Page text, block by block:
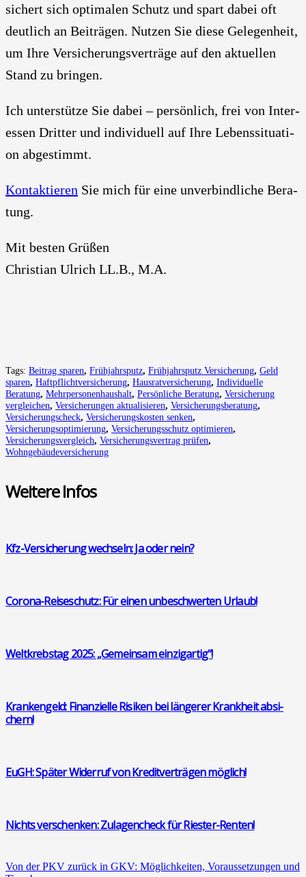
sichert sich opti­ma­len Schutz und spart dabei oft
deut­lich an Bei­trä­gen. Nut­zen Sie die­se Gele­gen­heit,
um Ihre Ver­si­che­rungs­ver­trä­ge auf den aktu­el­len
Stand zu brin­gen.
Ich unter­stüt­ze Sie dabei – per­sön­lich, frei von Inter­
es­sen Drit­ter und indi­vi­du­ell auf Ihre Lebens­si­tua­ti­
on abge­stimmt.
Kon­tak­tie­ren Sie mich für eine unver­bind­li­che Bera­
tung.
Mit bes­ten Grü­ßen
Chris­ti­an Ulrich LL.B., M.A.
Tags: Beitrag sparen, Frühjahrsputz, Frühjahrsputz Versicherung, Geld
sparen, Haftpflichtversicherung, Hausratversicherung, Individuelle
Beratung, Mehrpersonenhaushalt, Persönliche Beratung, Versicherung
vergleichen, Versicherungen aktualisieren, Versicherungsberatung,
Versicherungscheck, Versicherungskosten senken,
Versicherungsoptimierung, Versicherungsschutz optimieren,
Versicherungsvergleich, Versicherungsvertrag prüfen,
Wohngebäudeversicherung
Wei­te­re Infos
Kfz-Ver­si­che­rung wech­seln: Ja oder nein?
Coro­na-Rei­se­schutz: Für einen unbe­schwer­ten Urlaub!
Welt­krebs­tag 2025: „Gemein­sam ein­zig­ar­tig“!
Kran­ken­geld: Finan­zi­el­le Risi­ken bei län­ge­rer Krank­heit absi­
chern!
EuGH: Spä­ter Wider­ruf von Kre­dit­ver­trä­gen mög­lich!
Nichts ver­schen­ken: Zula­gen­check für Ries­ter-Ren­ten!
Von der PKV zurück in GKV: Mög­lich­kei­ten, Vor­aus­set­zun­gen und